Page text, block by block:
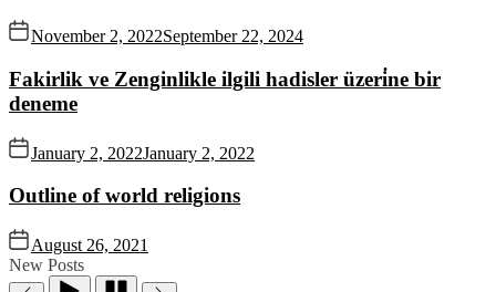
November 2, 2022September 22, 2024
Fakirlik ve Zenginlikle ilgili hadisler üzeri̇ne bir
deneme
January 2, 2022January 2, 2022
Outline of world religions
August 26, 2021
New Posts